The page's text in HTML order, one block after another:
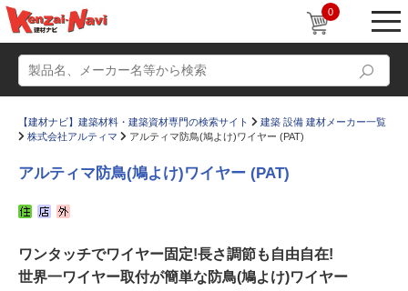
0
かたなび コラム
【建材ナビ】建築材料・建築資材専門の検索サイト
建築 設備 建材メーカー一覧
株式会社アルティマ
アルティマ防鳥(鳩よけ)ワイヤー (PAT)
アルティマ防鳥(鳩よけ)ワイヤー (PAT)
ワンタッチでワイヤー固定!長さ調節も自由自在!
世界一ワイヤー取付が簡単な防鳥(鳩よけ)ワイヤー